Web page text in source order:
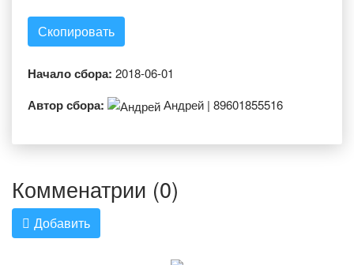
Скопировать
Начало сбора: 2018-06-01
Автор сбора: Андрей | 89601855516
Комменатрии (0)
Добавить